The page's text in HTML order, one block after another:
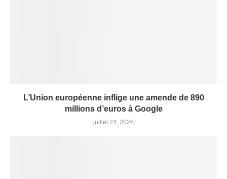
L’Union européenne inflige une amende de 890
millions d’euros à Google
juillet 24, 2026